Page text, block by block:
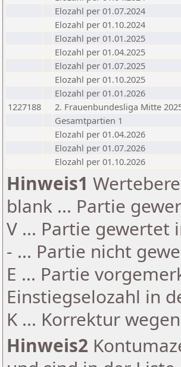
Elozahl per 01.07.2024
Elozahl per 01.10.2024
Elozahl per 01.01.2025
Elozahl per 01.04.2025
Elozahl per 01.07.2025
Elozahl per 01.10.2025
Elozahl per 01.01.2026
1227188
2. Frauenbundesliga Mitte
Gesamtpartien 1
Elozahl per 01.04.2026
Elozahl per 01.07.2026
Elozahl per 01.10.2026
Hinweis1
blank ... Partie
V ... Partie gewertet
- ... Partie nicht
E ... Partie
Einstiegselozahl in
K ... Korrektur
Hinweis2